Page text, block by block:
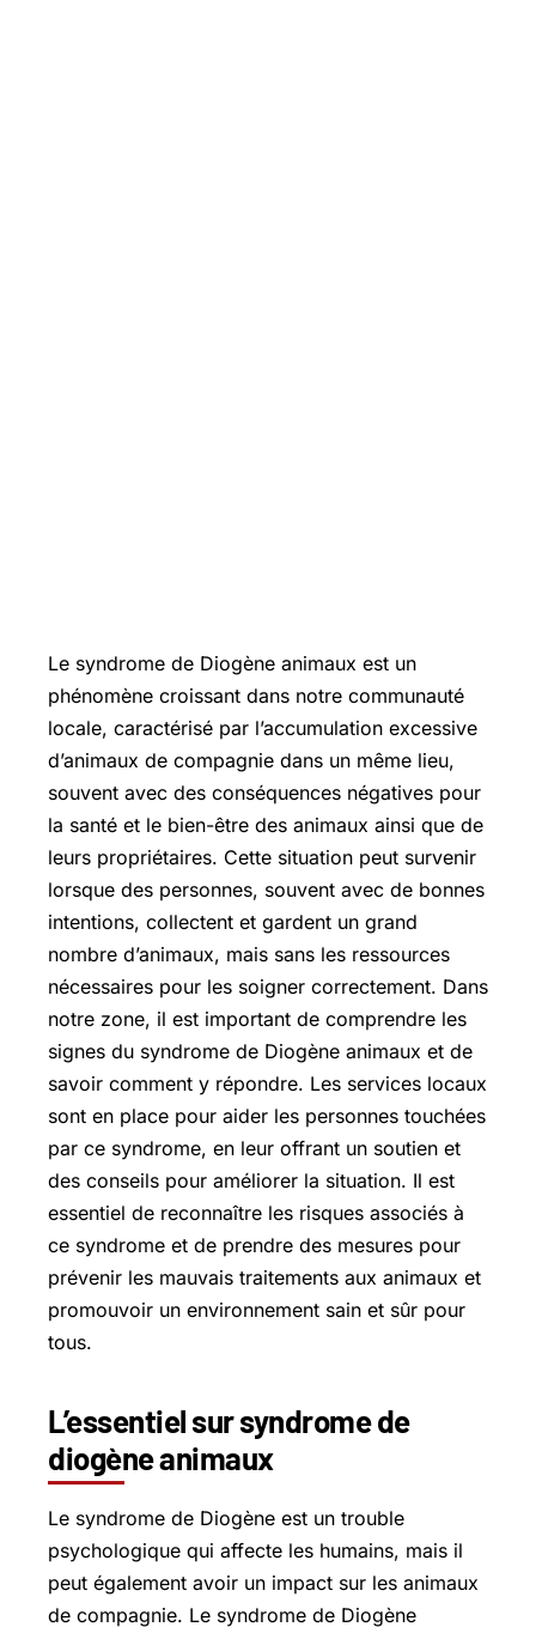
Le syndrome de Diogène animaux est un
phénomène croissant dans notre communauté
locale, caractérisé par l’accumulation excessive
d’animaux de compagnie dans un même lieu,
souvent avec des conséquences négatives pour
la santé et le bien-être des animaux ainsi que de
leurs propriétaires. Cette situation peut survenir
lorsque des personnes, souvent avec de bonnes
intentions, collectent et gardent un grand
nombre d’animaux, mais sans les ressources
nécessaires pour les soigner correctement. Dans
notre zone, il est important de comprendre les
signes du syndrome de Diogène animaux et de
savoir comment y répondre. Les services locaux
sont en place pour aider les personnes touchées
par ce syndrome, en leur offrant un soutien et
des conseils pour améliorer la situation. Il est
essentiel de reconnaître les risques associés à
ce syndrome et de prendre des mesures pour
prévenir les mauvais traitements aux animaux et
promouvoir un environnement sain et sûr pour
tous.
L’essentiel sur syndrome de
diogène animaux
Le syndrome de Diogène est un trouble
psychologique qui affecte les humains, mais il
peut également avoir un impact sur les animaux
de compagnie. Le syndrome de Diogène